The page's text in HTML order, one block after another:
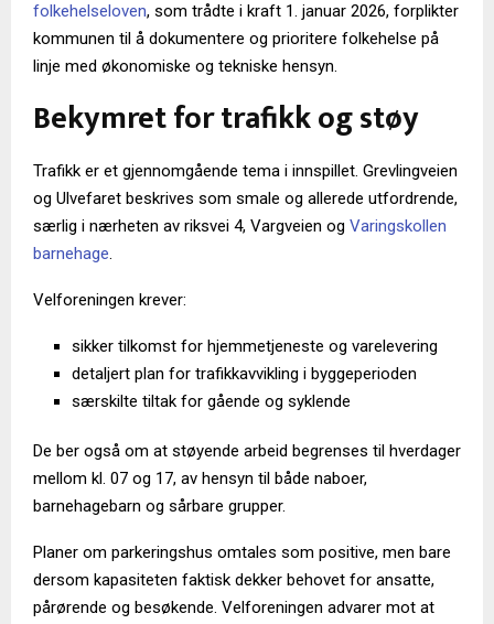
folkehelseloven, som trådte i kraft 1. januar 2026, forplikter
kommunen til å dokumentere og prioritere folkehelse på
linje med økonomiske og tekniske hensyn.
Bekymret for trafikk og støy
Trafikk er et gjennomgående tema i innspillet. Grevlingveien
og Ulvefaret beskrives som smale og allerede utfordrende,
særlig i nærheten av riksvei 4, Vargveien og Varingskollen
barnehage.
Velforeningen krever:
sikker tilkomst for hjemmetjeneste og varelevering
detaljert plan for trafikkavvikling i byggeperioden
særskilte tiltak for gående og syklende
De ber også om at støyende arbeid begrenses til hverdager
mellom kl. 07 og 17, av hensyn til både naboer,
barnehagebarn og sårbare grupper.
Planer om parkeringshus omtales som positive, men bare
dersom kapasiteten faktisk dekker behovet for ansatte,
pårørende og besøkende. Velforeningen advarer mot at